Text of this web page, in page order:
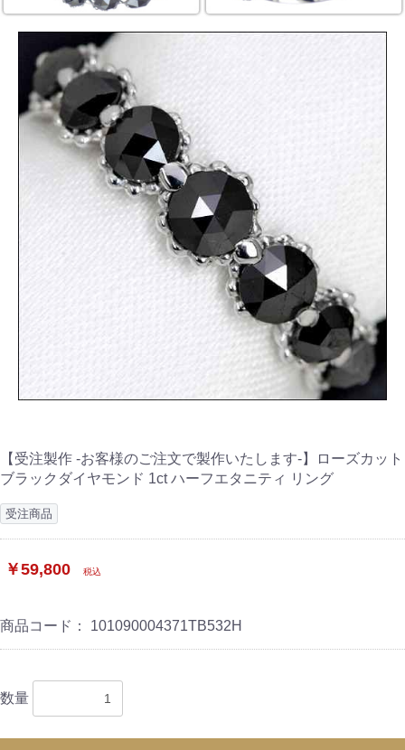
【受注製作 -お客様のご注文で製作いたします-】ローズカット
ブラックダイヤモンド 1ct ハーフエタニティ リング
受注商品
￥59,800 税込
商品コード： 101090004371TB532H
数量